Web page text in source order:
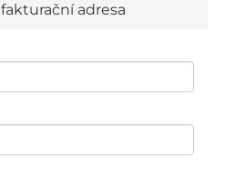
adresa